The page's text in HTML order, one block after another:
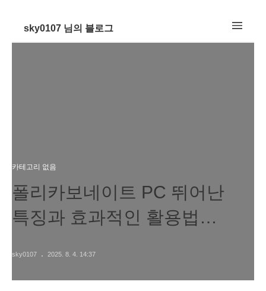
sky0107 님의 블로그
카테고리 없음
폴리카보네이트 PC 뛰어난
특징과 효과적인 활용법
sky0107 2025. 8. 4. 14:37